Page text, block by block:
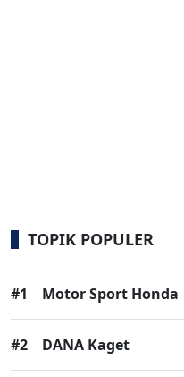
TOPIK POPULER
#1 Motor Sport Honda
#2 DANA Kaget